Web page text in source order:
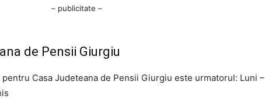
– publicitate –
de Pensii Giurgiu
Casa Judeteana de Pensii Giurgiu este urmatorul: Luni –